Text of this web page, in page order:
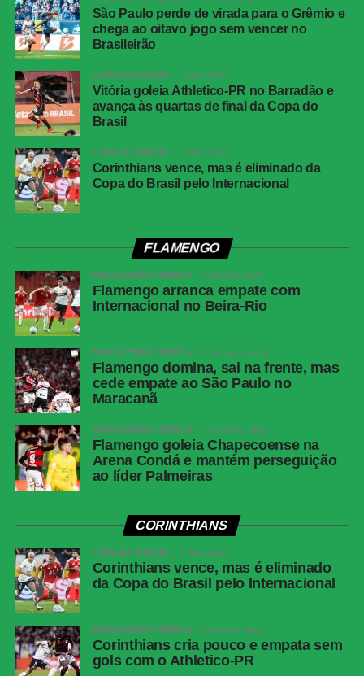
Facebook
Twitter
Messenger
LinkedIn
Share
São Paulo perde de virada para o Grêmio e
chega ao oitavo jogo sem vencer no
Brasileirão
COPA DO BRASIL 2 dias atrás
Vitória goleia Athletico-PR no Barradão e
avança às quartas de final da Copa do
Brasil
COPA DO BRASIL 2 dias atrás
Corinthians vence, mas é eliminado da
Copa do Brasil pelo Internacional
FLAMENGO
BRASILEIRÃO SÉRIE A 1 semana atrás
Flamengo arranca empate com
Internacional no Beira-Rio
BRASILEIRÃO SÉRIE A 2 semanas atrás
Flamengo domina, sai na frente, mas
cede empate ao São Paulo no
Maracanã
BRASILEIRÃO SÉRIE A 2 semanas atrás
Flamengo goleia Chapecoense na
Arena Condá e mantém perseguição
ao líder Palmeiras
CORINTHIANS
COPA DO BRASIL 2 dias atrás
Corinthians vence, mas é eliminado
da Copa do Brasil pelo Internacional
BRASILEIRÃO SÉRIE A 1 semana atrás
Corinthians cria pouco e empata sem
gols com o Athletico-PR